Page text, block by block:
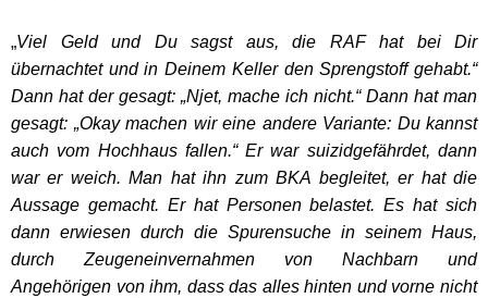
„Viel Geld und Du sagst aus, die RAF hat bei Dir
übernachtet und in Deinem Keller den Sprengstoff gehabt.“
Dann hat der gesagt: „Njet, mache ich nicht.“ Dann hat man
gesagt: „Okay machen wir eine andere Variante: Du kannst
auch vom Hochhaus fallen.“ Er war suizidgefährdet, dann
war er weich. Man hat ihn zum BKA begleitet, er hat die
Aussage gemacht. Er hat Personen belastet. Es hat sich
dann erwiesen durch die Spurensuche in seinem Haus,
durch Zeugeneinvernahmen von Nachbarn und
Angehörigen von ihm, dass das alles hinten und vorne nicht